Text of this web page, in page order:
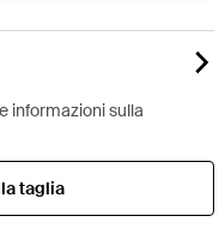
informazioni sulla
taglia